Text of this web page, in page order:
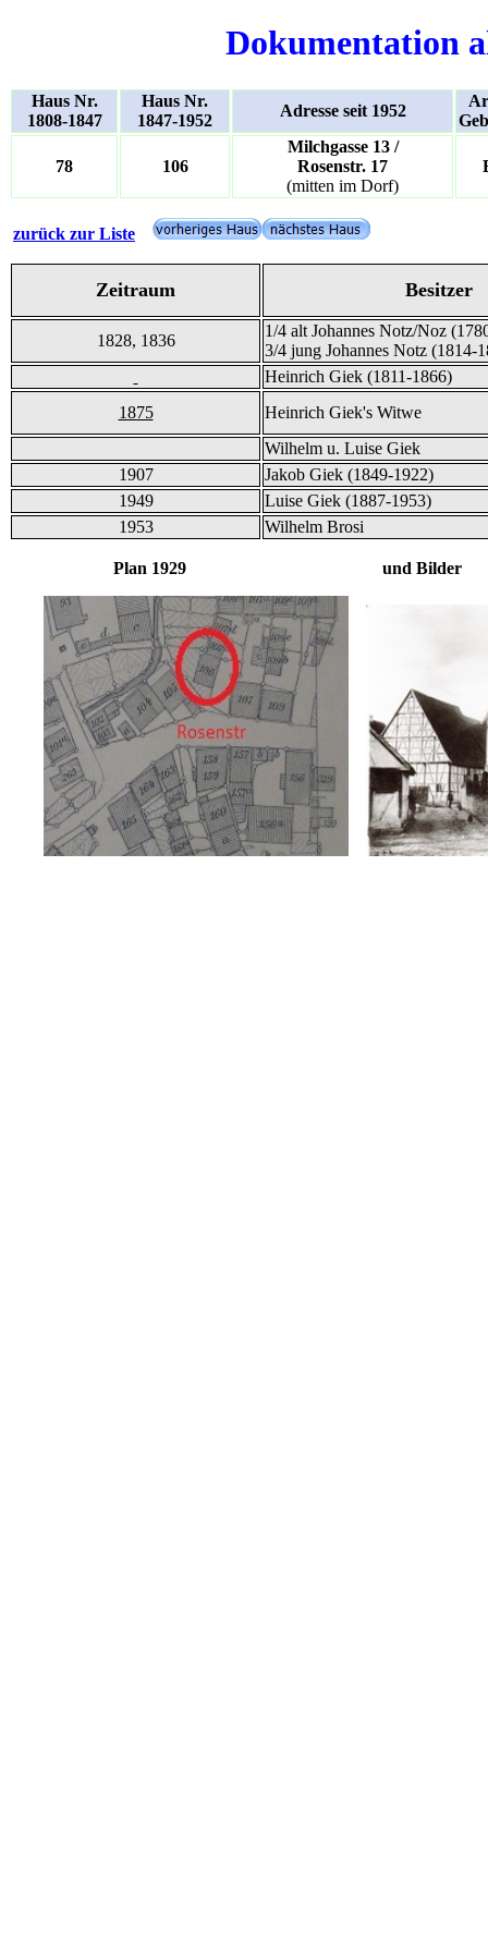
Dokumentation
Haus Nr.
1808-1847
Haus Nr.
1847-1952
Adresse seit 1952
78 106
Milchgasse 13 /
Rosenstr. 17
(mitten im Dorf)
zurück zur Liste
Zeitraum Besitzer
1828, 1836
1/4 alt Johannes Notz/Noz
3/4 jung Johannes Notz (1814-
Heinrich Giek (1811-1866)
1875
Heinrich Giek's Witwe
Wilhelm u. Luise Giek
1907
Jakob Giek (1849-1922)
1949
Luise Giek (1887-1953)
1953
Wilhelm Brosi
Plan 1929 und Bilder